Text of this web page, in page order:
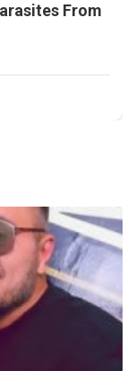
From